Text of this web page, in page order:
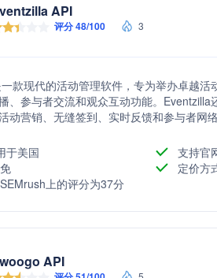
API
评分 48/100 3
款现代的活动管理软件，专为举办卓越
、参与者交流和观众互动功能。
动营销、无缝签到、实时反馈和参与者网
于美国
支持官
定价方
上的评分为37分
API